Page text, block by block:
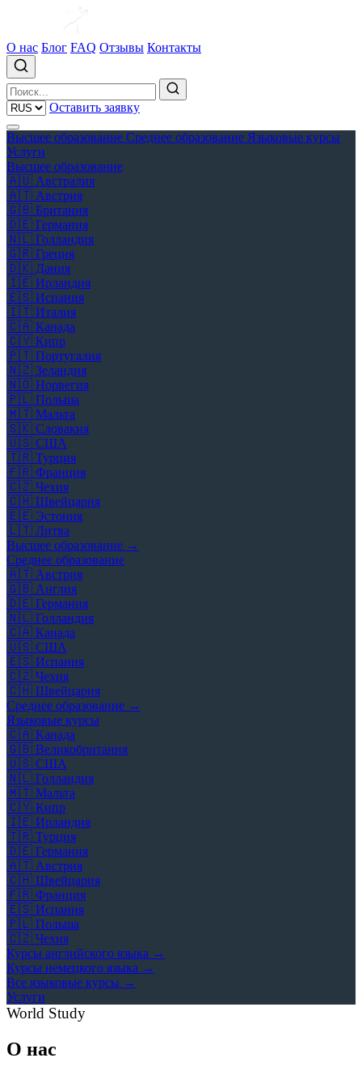
О нас Блог FAQ Отзывы Контакты
Оставить заявку
Высшее образование Среднее образование Языковые курсы
Услуги
Высшее образование
🇦🇺 Австралия
🇦🇹 Австрия
🇬🇧 Британия
🇩🇪 Германия
🇳🇱 Голландия
🇬🇷 Греция
🇩🇰 Дания
🇮🇪 Ирландия
🇪🇸 Испания
🇮🇹 Италия
🇨🇦 Канада
🇨🇾 Кипр
🇵🇹 Португалия
🇳🇿 Зеландия
🇳🇴 Норвегия
🇵🇱 Польша
🇲🇹 Мальта
🇸🇰 Словакия
🇺🇸 США
🇹🇷 Турция
🇫🇷 Франция
🇨🇿 Чехия
🇨🇭 Швейцария
🇪🇪 Эстония
🇱🇹 Литва
Высшее образование →
Среднее образование
🇦🇹 Австрия
🇬🇧 Англия
🇩🇪 Германия
🇳🇱 Голландия
🇨🇦 Канада
🇺🇸 США
🇪🇸 Испания
🇨🇿 Чехия
🇨🇭 Швейцария
Среднее образование →
Языковые курсы
🇨🇦 Канада
🇬🇧 Великобритания
🇺🇸 США
🇳🇱 Голландия
🇲🇹 Мальта
🇨🇾 Кипр
🇮🇪 Ирландия
🇹🇷 Турция
🇩🇪 Германия
🇦🇹 Австрия
🇨🇭 Швейцария
🇫🇷 Франция
🇪🇸 Испания
🇵🇱 Польша
🇨🇿 Чехия
Курсы английского языка →
Курсы немецкого языка →
Все языковые курсы →
Услуги
World Study
О нас